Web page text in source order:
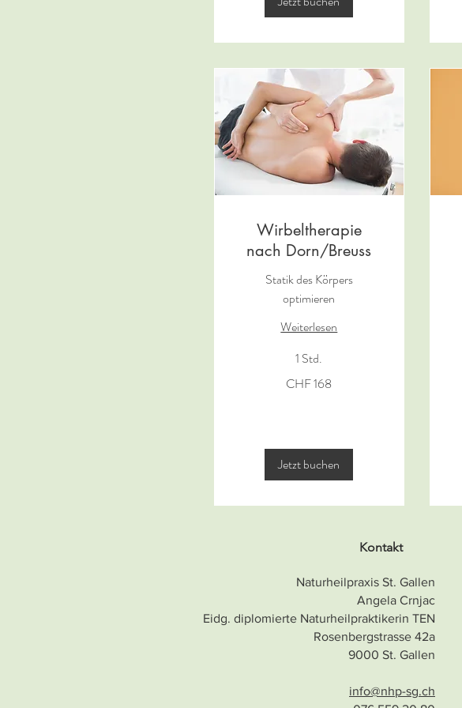
Wirbeltherapie
nach Dorn/Breuss
Statik des Körpers
optimieren
Weiterlesen
1 Std.
CHF 168
Jetzt buchen
Kontakt
Naturheilpraxis St. Gallen
Angela Crnjac
Eidg. diplomierte Naturheilpraktikerin TEN
Rosenbergstrasse 42a
9000 St. Gallen
info@nhp-sg.ch